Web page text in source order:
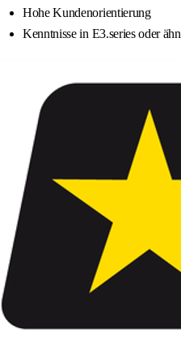
Hohe Kundenorientierung
Kenntnisse in E3.series oder